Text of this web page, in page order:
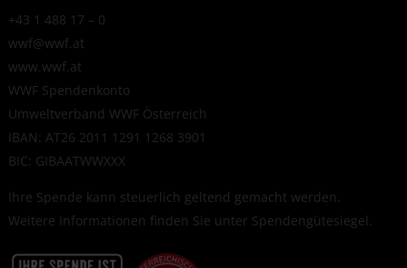
+43 1 488 17 – 0
wwf@wwf.at
www.wwf.at
WWF Spendenkonto
Umweltverband WWF Österreich
IBAN: AT26 2011 1291 1268 3901
BIC: GIBAATWWXXX
Ihre Spende kann steuerlich geltend gemacht werden.
Weitere Informationen finden Sie unter Spendengütesiegel